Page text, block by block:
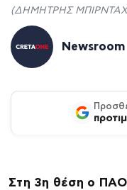
(ΔΗΜΗΤΡΗΣ
Newsroom
Στη 3η θέση ο